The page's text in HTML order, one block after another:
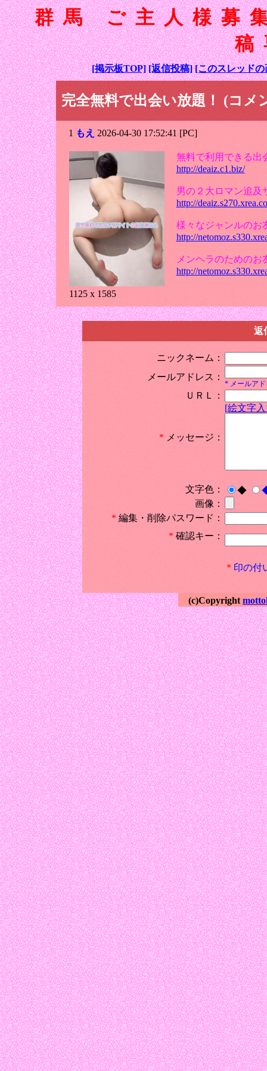
群馬 ご主人様募
[掲示板TOP] [返信投稿] [このスレッドの
完全無料で出会い放題！ (コメ
1 もえ 2026-04-30 17:52:41 [PC]
1125 x 1585
無料で利用できる出
http://deaiz.c1.biz/
男の２大ロマン追及
http://
様々なジャンルのお
http://
メンヘラのためのお
http://
返
ニックネーム：
メールアドレス：
* メールア
ＵＲＬ：
* メッセージ：
[絵文字
文字色： ◆
画像：
* 編集・削除パスワード：
* 確認キー：
* 印の付
(c)Copyright